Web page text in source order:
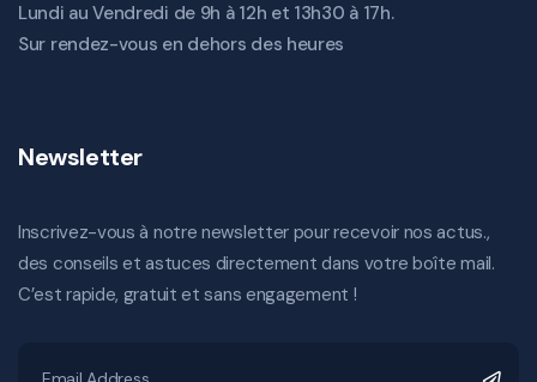
Lundi au Vendredi de 9h à 12h et 13h30 à 17h.
Sur rendez-vous en dehors des heures
Newsletter
Inscrivez-vous à notre newsletter pour recevoir nos actus.,
des conseils et astuces directement dans votre boîte mail.
C’est rapide, gratuit et sans engagement !